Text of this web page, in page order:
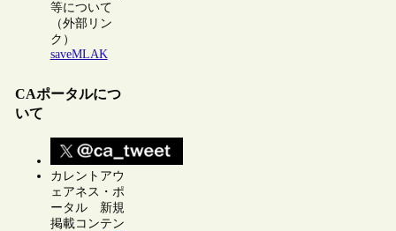
等について
（外部リン
ク）
saveMLAK
CAポータルにつ
いて
カレントアウ
ェアネス・ポ
ータル 新規
掲載コンテン